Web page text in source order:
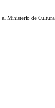
el Ministerio de Cultura